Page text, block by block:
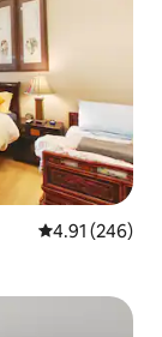
5 पैकी 4.91
4.91 (246)